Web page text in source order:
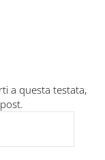
a questa testata,